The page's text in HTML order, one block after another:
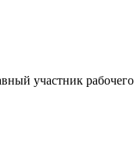
участник